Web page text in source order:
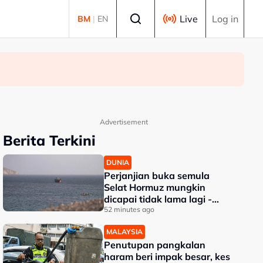
BM | EN Live Log in
Advertisement
Berita Terkini
DUNIA
Perjanjian buka semula
Selat Hormuz mungkin
dicapai tidak lama lagi -
Trump
52 minutes ago
MALAYSIA
Penutupan pangkalan
haram beri impak besar, kes